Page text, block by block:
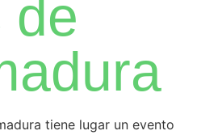
de
tiene lugar un evento